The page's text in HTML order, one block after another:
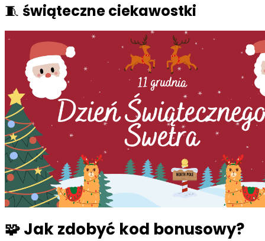
🧵 świąteczne ciekawostki
🧩 Jak zdobyć kod bonusowy?